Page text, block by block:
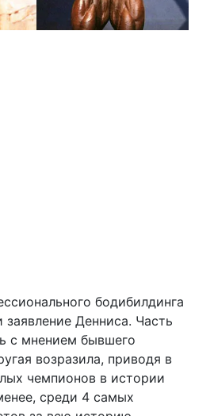
бодибилдинга
заявление Денниса. Часть
с мнением бывшего
возразила, приводя в
чемпионов в истории
среди 4 самых